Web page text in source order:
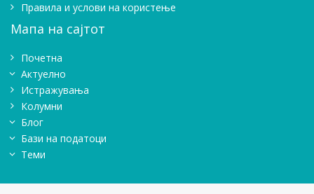
Правила и услови на користење
Мапа на сајтот
Почетна
Актуелно
Истражувањa
Колумни
Блог
Бази на податоци
Теми